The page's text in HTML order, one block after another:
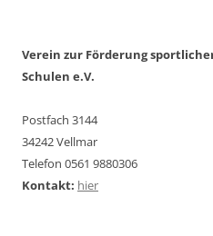
Verein zur Förderung
Schulen e.V.
Postfach 3144
34242 Vellmar
Telefon 0561 9880306
Kontakt: hier